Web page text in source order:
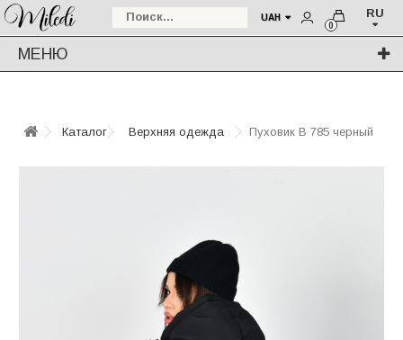
UAH RU
0
МЕНЮ
Каталог Верхняя одежда Пуховик В 785 черный